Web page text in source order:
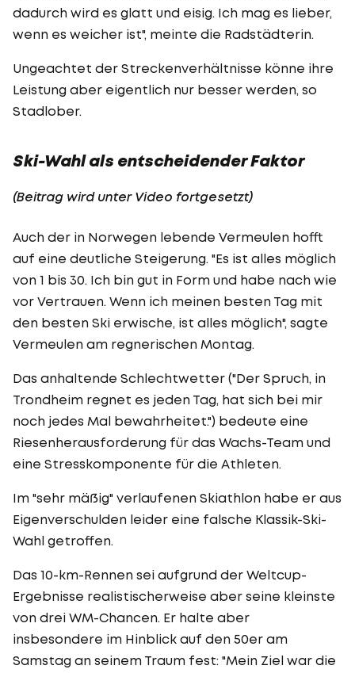
dadurch wird es glatt und eisig. Ich mag es lieber,
wenn es weicher ist", meinte die Radstädterin.
Ungeachtet der Streckenverhältnisse könne ihre
Leistung aber eigentlich nur besser werden, so
Stadlober.
Ski-Wahl als entscheidender Faktor
(Beitrag wird unter Video fortgesetzt)
Auch der in Norwegen lebende Vermeulen hofft
auf eine deutliche Steigerung. "Es ist alles möglich
von 1 bis 30. Ich bin gut in Form und habe nach wie
vor Vertrauen. Wenn ich meinen besten Tag mit
den besten Ski erwische, ist alles möglich", sagte
Vermeulen am regnerischen Montag.
Das anhaltende Schlechtwetter ("Der Spruch, in
Trondheim regnet es jeden Tag, hat sich bei mir
noch jedes Mal bewahrheitet.") bedeute eine
Riesenherausforderung für das Wachs-Team und
eine Stresskomponente für die Athleten.
Im "sehr mäßig" verlaufenen Skiathlon habe er aus
Eigenverschulden leider eine falsche Klassik-Ski-
Wahl getroffen.
Das 10-km-Rennen sei aufgrund der Weltcup-
Ergebnisse realistischerweise aber seine kleinste
von drei WM-Chancen. Er halte aber
insbesondere im Hinblick auf den 50er am
Samstag an seinem Traum fest: "Mein Ziel war die